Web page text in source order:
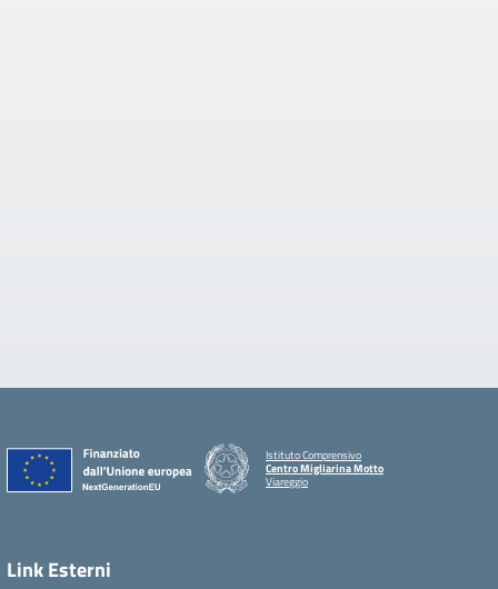
Istituto Comprensivo
Centro Migliarina Motto
Viareggio
Link Esterni